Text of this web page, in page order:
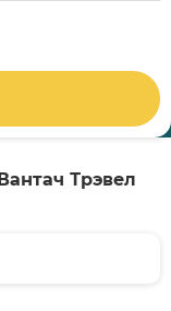
Трэвел